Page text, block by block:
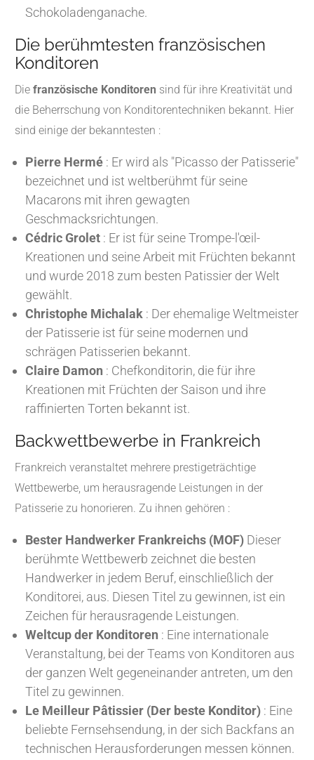
Schokoladenganache.
Die berühmtesten französischen
Konditoren
Die französische Konditoren sind für ihre Kreativität und
die Beherrschung von Konditorentechniken bekannt. Hier
sind einige der bekanntesten :
Pierre Hermé : Er wird als "Picasso der Patisserie"
bezeichnet und ist weltberühmt für seine
Macarons mit ihren gewagten
Geschmacksrichtungen.
Cédric Grolet : Er ist für seine Trompe-l'œil-
Kreationen und seine Arbeit mit Früchten bekannt
und wurde 2018 zum besten Patissier der Welt
gewählt.
Christophe Michalak : Der ehemalige Weltmeister
der Patisserie ist für seine modernen und
schrägen Patisserien bekannt.
Claire Damon : Chefkonditorin, die für ihre
Kreationen mit Früchten der Saison und ihre
raffinierten Torten bekannt ist.
Backwettbewerbe in Frankreich
Frankreich veranstaltet mehrere prestigeträchtige
Wettbewerbe, um herausragende Leistungen in der
Patisserie zu honorieren. Zu ihnen gehören :
Bester Handwerker Frankreichs (MOF) Dieser
berühmte Wettbewerb zeichnet die besten
Handwerker in jedem Beruf, einschließlich der
Konditorei, aus. Diesen Titel zu gewinnen, ist ein
Zeichen für herausragende Leistungen.
Weltcup der Konditoren : Eine internationale
Veranstaltung, bei der Teams von Konditoren aus
der ganzen Welt gegeneinander antreten, um den
Titel zu gewinnen.
Le Meilleur Pâtissier (Der beste Konditor) : Eine
beliebte Fernsehsendung, in der sich Backfans an
technischen Herausforderungen messen können.